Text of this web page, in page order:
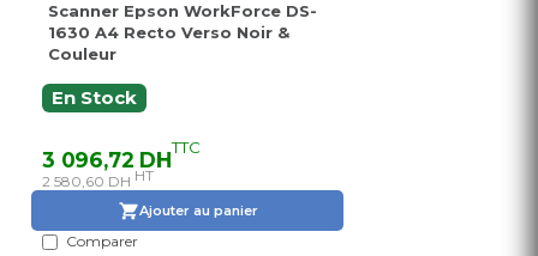
Scanner Epson WorkForce DS-
1630 A4 Recto Verso Noir &
Couleur
En Stock
3 096,72 DHTTC
2 580,60 DH HT
Ajouter au panier
Comparer